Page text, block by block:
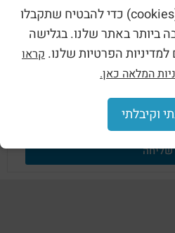
אנו משתמשים בעוגיות (cookies) כדי להבטיח שתקבלו
ביותר באתר שלנו. בגלישה
הפרטיות שלנו. קראו
המלאה כאן.
וקיבלתי
שליחה